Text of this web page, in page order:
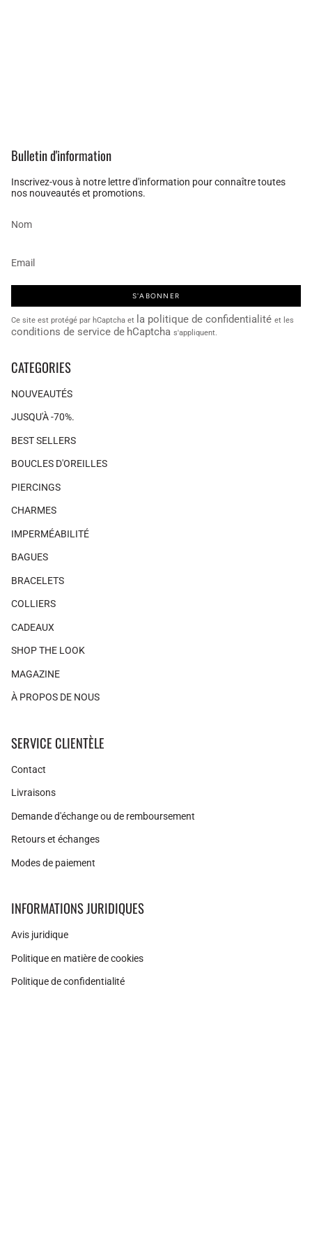
Bulletin d'information
Inscrivez-vous à notre lettre d'information pour connaître toutes
nos nouveautés et promotions.
S'ABONNER
Ce site est protégé par hCaptcha et la politique de confidentialité et les
conditions de service de hCaptcha s'appliquent.
CATEGORIES
NOUVEAUTÉS
JUSQU'À -70%.
BEST SELLERS
BOUCLES D'OREILLES
PIERCINGS
CHARMES
IMPERMÉABILITÉ
BAGUES
BRACELETS
COLLIERS
CADEAUX
SHOP THE LOOK
MAGAZINE
À PROPOS DE NOUS
SERVICE CLIENTÈLE
Contact
Livraisons
Demande d'échange ou de remboursement
Retours et échanges
Modes de paiement
INFORMATIONS JURIDIQUES
Avis juridique
Politique en matière de cookies
Politique de confidentialité